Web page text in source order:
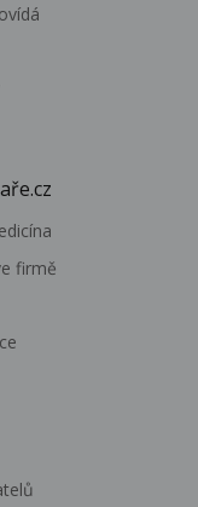
firmě